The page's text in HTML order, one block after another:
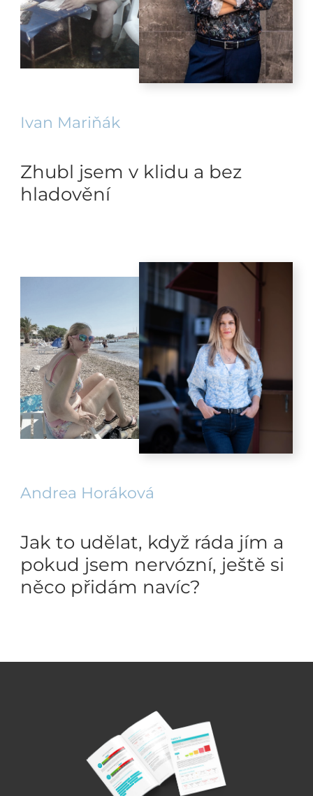
Ivan Mariňák
Zhubl jsem v klidu a bez
hladovění
Andrea Horáková
Jak to udělat, když ráda jím a
pokud jsem nervózní, ještě si
něco přidám navíc?